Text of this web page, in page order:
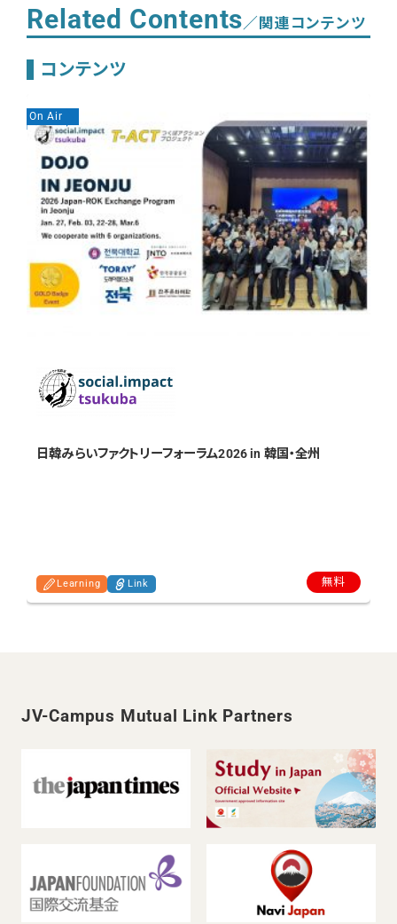
Related Contents／関連コンテンツ
コンテンツ
日韓みらいファクトリーフォーラム2026 in 韓国・全州
Learning Link 無料
On Air
JV-Campus Mutual Link Partners